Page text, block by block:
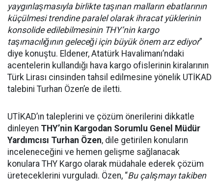
yaygınlaşmasıyla birlikte taşınan malların ebatlarının
küçülmesi trendine paralel olarak ihracat yüklerinin
konsolide edilebilmesinin THY’nin kargo
taşımacılığının geleceği için büyük önem arz ediyor”
diye konuştu. Eldener, Atatürk Havalimanı’ndaki
acentelerin kullandığı hava kargo ofislerinin kiralarının
Türk Lirası cinsinden tahsil edilmesine yönelik UTİKAD
talebini Turhan Özen’e de iletti.
UTİKAD’ın taleplerini ve çözüm önerilerini dikkatle
dinleyen THY’nin Kargodan Sorumlu Genel Müdür
Yardımcısı Turhan Özen, dile getirilen konuların
inceleneceğini ve hemen gelişme sağlanacak
konulara THY Kargo olarak müdahale ederek çözüm
üreteceklerini vurguladı. Özen, “Bu çalışmayı takiben